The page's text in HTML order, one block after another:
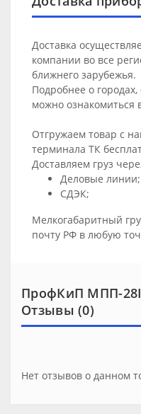
Доставка
компании во все
ближнего зарубежья.
Подробнее о городах,
можно ознакомиться
Отгружаем товар с
терминала ТК
Доставляем груз
Деловые линии;
СДЭК;
Мелкогабаритный
почту РФ в любую
ПрофКиП МПП-
Отзывы (0)
Нет отзывов о данном